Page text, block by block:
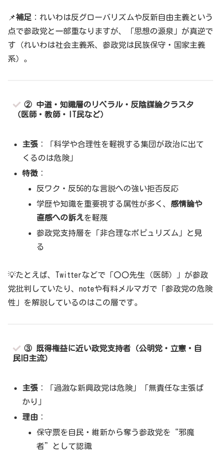
📌補足 ：れいわは反グローバリズムや反新自由主義という
点で参政党と一部重なりますが、「思想の源泉」が真逆で
す（れいわは社会主義系、参政党は民族保守・国家主義
系）。
② 中道・知識層のリベラル・反陰謀論クラスタ
（医師・教師・IT民など）
主張 ：「科学や合理性を軽視する集団が政治に出て
くるのは危険」
特徴 ：
反ワク・反5G的な言説への強い拒否反応
学歴や知識を重要視する属性が多く、感情論や
直感への訴えを軽蔑
参政党支持層を「非合理なポピュリズム」と見
る
💡たとえば、Twitterなどで「〇〇先生（医師）」が参政
党批判していたり、noteや有料メルマガで「参政党の危険
性」を解説しているのはこの層です。
③ 既得権益に近い政党支持者（公明党・立憲・自
民旧主流）
主張 ：「過激な新興政党は危険」「無責任な主張ば
かり」
理由 ：
保守票を自民・維新から奪う参政党を“邪魔
者”として認識